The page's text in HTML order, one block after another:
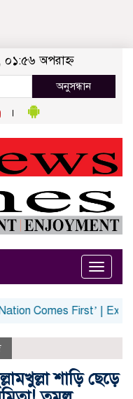
০১:৫৬ অপরাহ্ন
অনুসন্ধান
Toggle
First’ | Exclusive |
শাড়ি ছেড়ে